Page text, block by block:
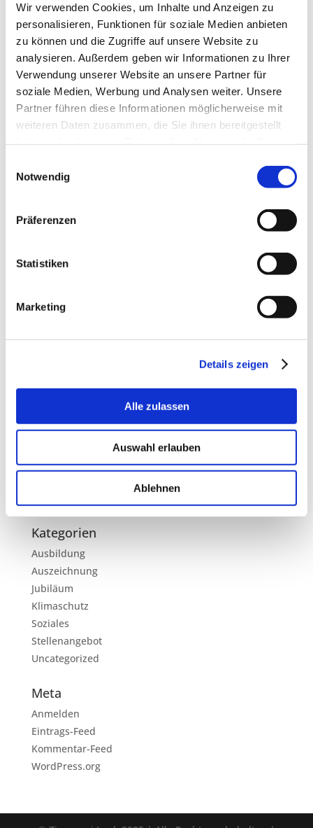
Wir verwenden Cookies, um Inhalte und Anzeigen zu
personalisieren, Funktionen für soziale Medien anbieten
zu können und die Zugriffe auf unsere Website zu
analysieren. Außerdem geben wir Informationen zu Ihrer
Verwendung unserer Website an unsere Partner für
soziale Medien, Werbung und Analysen weiter. Unsere
Partner führen diese Informationen möglicherweise mit
weiteren Daten zusammen, die Sie ihnen bereitgestellt
Notwendig
Präferenzen
Statistiken
Marketing
Details zeigen
Alle zulassen
Auswahl erlauben
Ablehnen
Lehrstellen 2026
Besuch bei ABA Holz
Jobmesse in Penzberg
Unsere Azubis 2025
Neueste Kommentare
Archiv
Februar 2026
Oktober 2025
September 2024
Februar 2024
Februar 2023
März 2022
September 2021
Januar 2021
Kategorien
Ausbildung
Auszeichnung
Jubiläum
Klimaschutz
Soziales
Stellenangebot
Uncategorized
Meta
Anmelden
Eintrags-Feed
Kommentar-Feed
WordPress.org